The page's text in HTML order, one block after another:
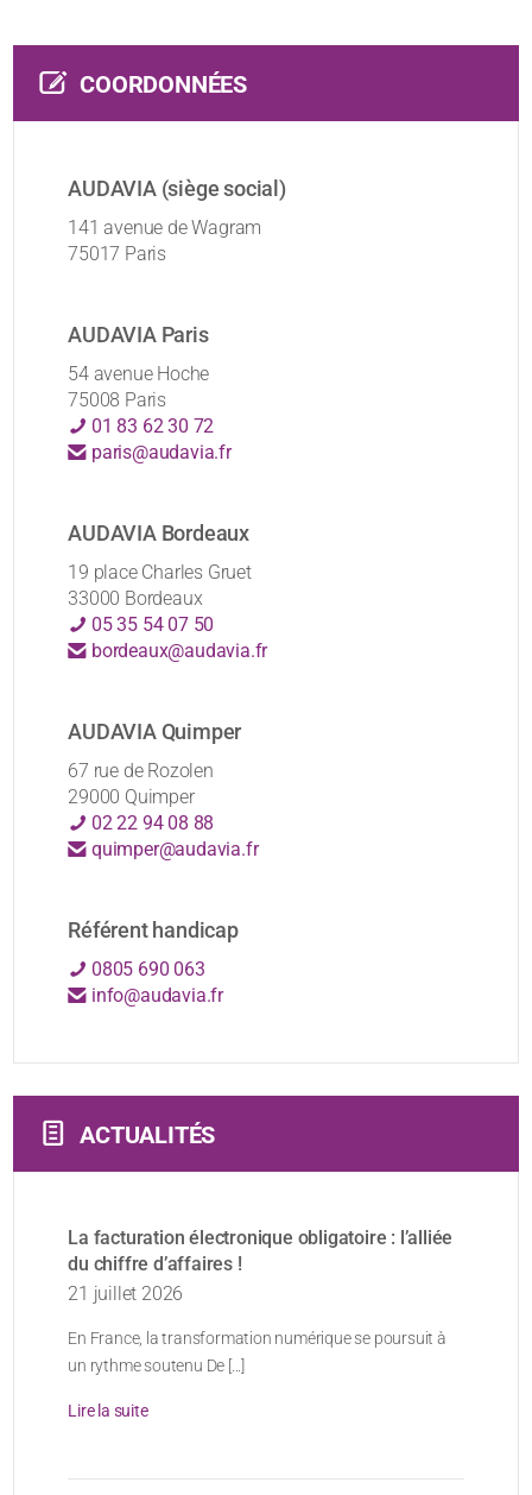
COORDONNÉES
AUDAVIA (siège social)
141 avenue de Wagram
75017 Paris
AUDAVIA Paris
54 avenue Hoche
75008 Paris
01 83 62 30 72
paris@audavia.fr
AUDAVIA Bordeaux
19 place Charles Gruet
33000 Bordeaux
05 35 54 07 50
bordeaux@audavia.fr
AUDAVIA Quimper
67 rue de Rozolen
29000 Quimper
02 22 94 08 88
quimper@audavia.fr
Référent handicap
0805 690 063
info@audavia.fr
ACTUALITÉS
La facturation électronique obligatoire : l’alliée
du chiffre d’affaires !
21 juillet 2026
En France, la transformation numérique se poursuit à
un rythme soutenu De [...]
Lire la suite